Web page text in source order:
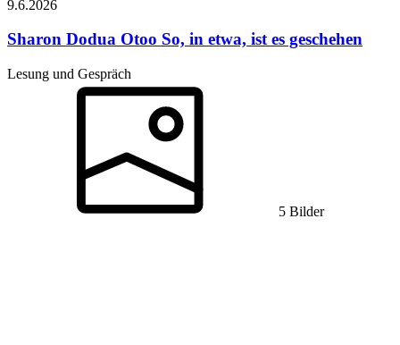
9.6.2026
Sharon Dodua Otoo So, in etwa, ist es geschehen
Lesung und Gespräch
5 Bilder